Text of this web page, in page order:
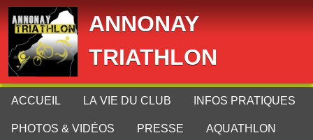
ANNONAY
TRIATHLON
ACCUEIL LA VIE DU CLUB INFOS PRATIQUES
PHOTOS & VIDÉOS PRESSE AQUATHLON
Panneau de gestion des cookies